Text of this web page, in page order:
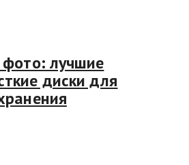
фото: лучшие
диски для